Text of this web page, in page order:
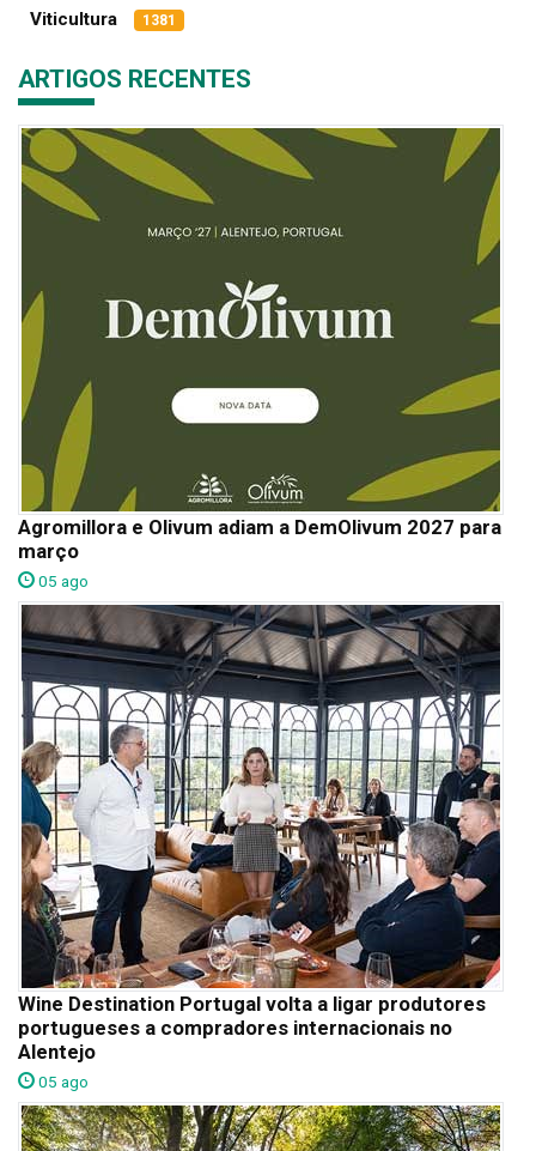
Viticultura 1381
ARTIGOS RECENTES
Agromillora e Olivum adiam a DemOlivum 2027 para
março
05 ago
Wine Destination Portugal volta a ligar produtores
portugueses a compradores internacionais no
Alentejo
05 ago